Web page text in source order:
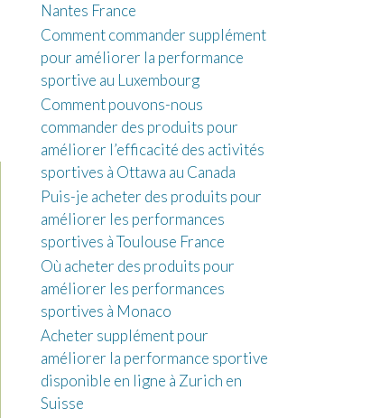
Nantes France
Comment commander supplément
pour améliorer la performance
sportive au Luxembourg
Comment pouvons-nous
commander des produits pour
améliorer l’efficacité des activités
sportives à Ottawa au Canada
Puis-je acheter des produits pour
améliorer les performances
sportives à Toulouse France
Où acheter des produits pour
améliorer les performances
sportives à Monaco
Acheter supplément pour
améliorer la performance sportive
disponible en ligne à Zurich en
Suisse